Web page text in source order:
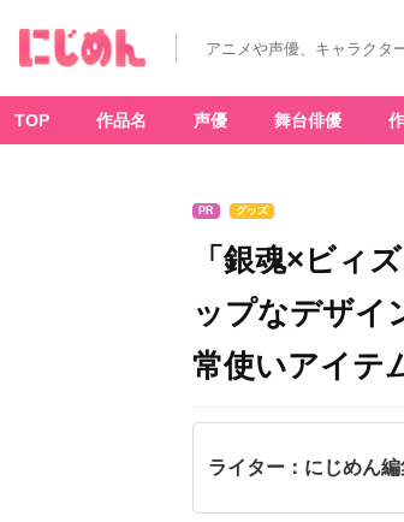
アニメや声優、キャラクタ
TOP 作品名 声優 舞台俳優
PR グッズ
「銀魂×ビィ
ップなデザイ
常使いアイテ
ライター：にじめん